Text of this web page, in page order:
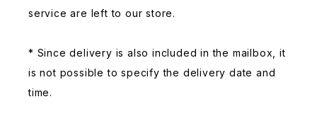
service are left to our store.
* Since delivery is also included in the mailbox, it
is not possible to specify the delivery date and
time.